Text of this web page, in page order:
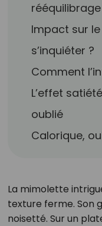
Impact sur
s’inquiéter ?
Comment
L’effet
oublié
Calorique,
La mimolette
texture ferme. Son
noisetté. Sur un